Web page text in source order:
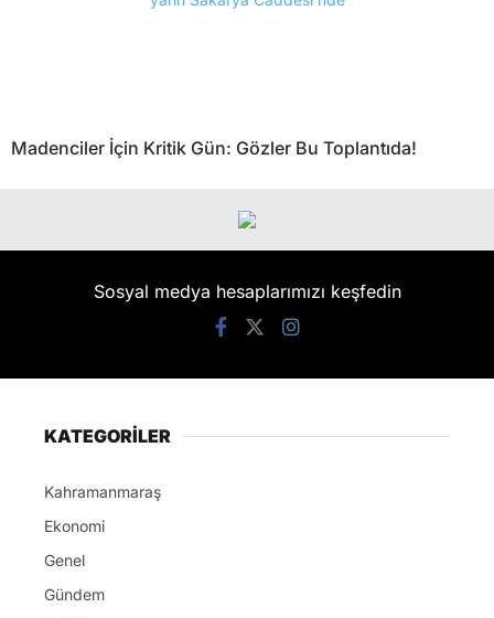
Madenciler İçin Kritik Gün: Gözler Bu Toplantıda!
Sosyal medya hesaplarımızı keşfedin
KATEGORİLER
Kahramanmaraş
Ekonomi
Genel
Gündem